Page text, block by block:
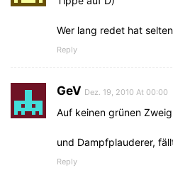
Wer lang redet hat
Reply
GeV Dez. 19, 2010 At 00:00
Auf keinen grünen
und Dampfplauderer,
Reply